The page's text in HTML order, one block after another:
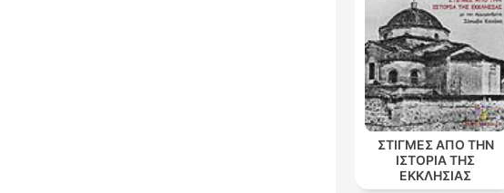
ΣΤΙΓΜΕΣ ΑΠΟ ΤΗΝ
ΙΣΤΟΡΙΑ ΤΗΣ
ΕΚΚΛΗΣΙΑΣ